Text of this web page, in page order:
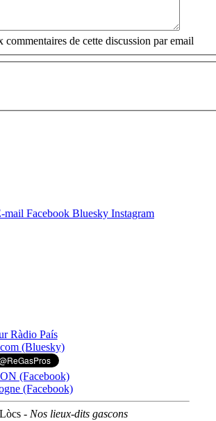
de cette discussion par email
Ràdio País
(Bluesky)
(Facebook)
(Facebook)
- Nos lieux-dits gascons